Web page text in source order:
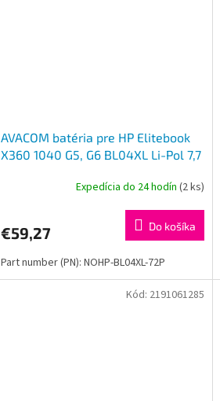
AVACOM batéria pre HP Elitebook
X360 1040 G5, G6 BL04XL Li-Pol 7,7
Expedícia do 24 hodín (2 ks)
€59,27 Do košíka
Part number (PN): NOHP-BL04XL-72P
Kód: 2191061285